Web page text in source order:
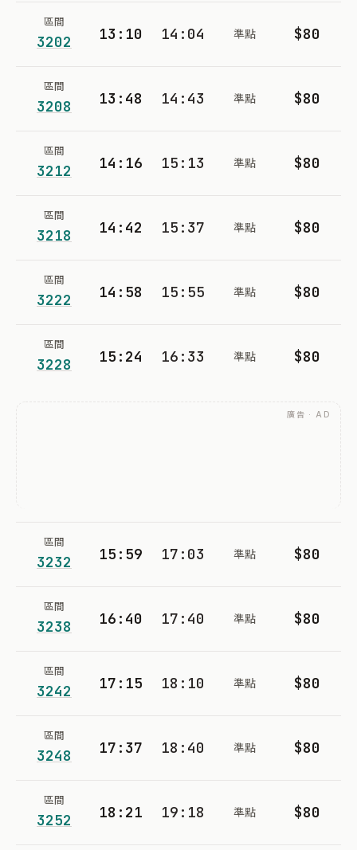
區間
3202 13:10 14:04 準點 $80
區間
3208 13:48 14:43 準點 $80
區間
3212 14:16 15:13 準點 $80
區間
3218 14:42 15:37 準點 $80
區間
3222 14:58 15:55 準點 $80
區間
3228 15:24 16:33 準點 $80
廣告 · AD
區間
3232 15:59 17:03 準點 $80
區間
3238 16:40 17:40 準點 $80
區間
3242 17:15 18:10 準點 $80
區間
3248 17:37 18:40 準點 $80
區間
3252 18:21 19:18 準點 $80